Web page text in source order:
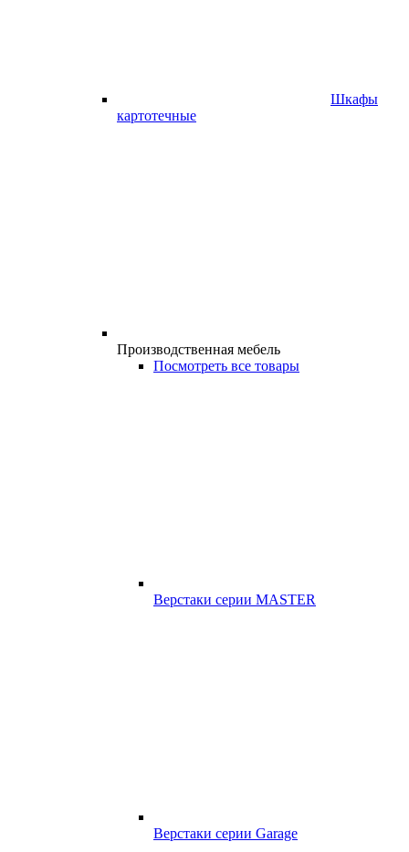
Шкафы
картотечные
Производственная мебель
Посмотреть все товары
Верстаки серии MASTER
Верстаки серии Garage